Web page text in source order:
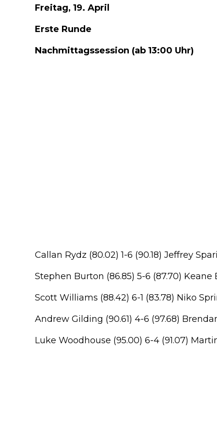
Freitag, 19. April
Erste Runde
Nachmittagssession (ab 13:00 Uhr)
Callan Rydz (80.02) 1-6 (90.18) Jeffrey
Stephen Burton (86.85) 5-6 (87.70) Keane
Scott Williams (88.42) 6-1 (83.78) Niko
Andrew Gilding (90.61) 4-6 (97.68)
Luke Woodhouse (95.00) 6-4 (91.07)